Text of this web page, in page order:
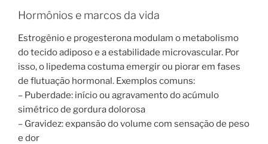
Hormônios e marcos da vida
Estrogênio e progesterona modulam o metabolismo
do tecido adiposo e a estabilidade microvascular. Por
isso, o lipedema costuma emergir ou piorar em fases
de flutuação hormonal. Exemplos comuns:
– Puberdade: início ou agravamento do acúmulo
simétrico de gordura dolorosa
– Gravidez: expansão do volume com sensação de peso
e dor